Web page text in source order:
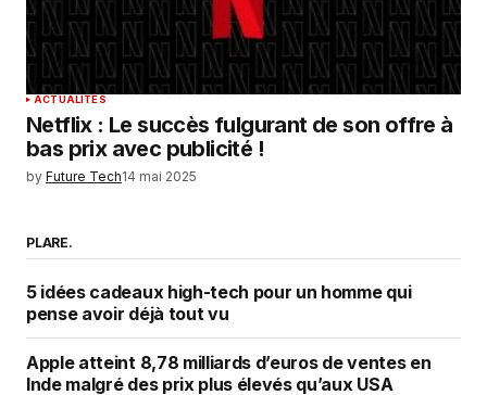
ACTUALITÉS
Netflix : Le succès fulgurant de son offre à
bas prix avec publicité !
by Future Tech14 mai 2025
PLARE.
5 idées cadeaux high-tech pour un homme qui
pense avoir déjà tout vu
Apple atteint 8,78 milliards d’euros de ventes en
Inde malgré des prix plus élevés qu’aux USA